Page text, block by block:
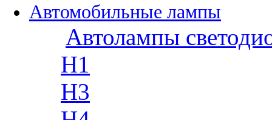
Автомобильные лампы
Автолампы
H1
H3